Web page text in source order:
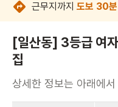
근무지까지 도보 30
[일산동] 3등급 여
집
상세한 정보는 아래에